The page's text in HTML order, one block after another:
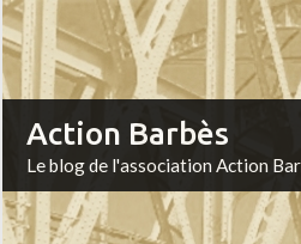
Action Barbès
Le blog de l'association Action